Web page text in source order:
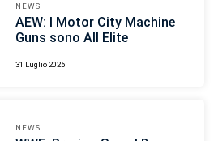
NEWS
AEW: I Motor City Machine
Guns sono All Elite
31 Luglio 2026
NEWS